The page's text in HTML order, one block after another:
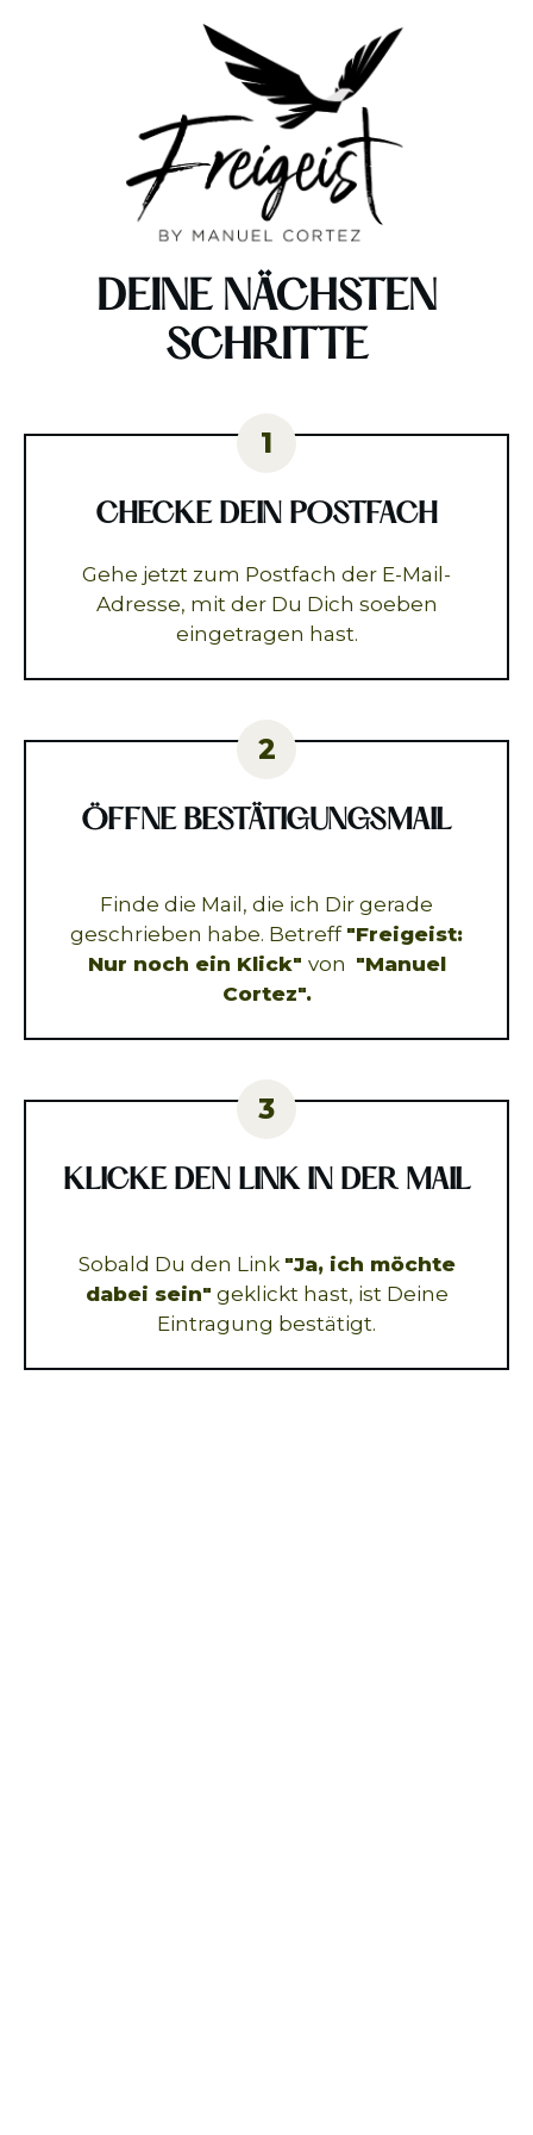
DEINE NÄCHSTEN
SCHRITTE
1
CHECKE DEIN POSTFACH
Gehe jetzt zum Postfach der E-Mail-
Adresse, mit der Du Dich soeben
eingetragen hast.
2
ÖFFNE BESTÄTIGUNGSMAIL
Finde die Mail, die ich Dir gerade
geschrieben habe. Betreff "Freigeist:
Nur noch ein Klick" von "Manuel
Cortez".
3
KLICKE DEN LINK IN DER MAIL
Sobald Du den Link "Ja, ich möchte
dabei sein" geklickt hast, ist Deine
Eintragung bestätigt.